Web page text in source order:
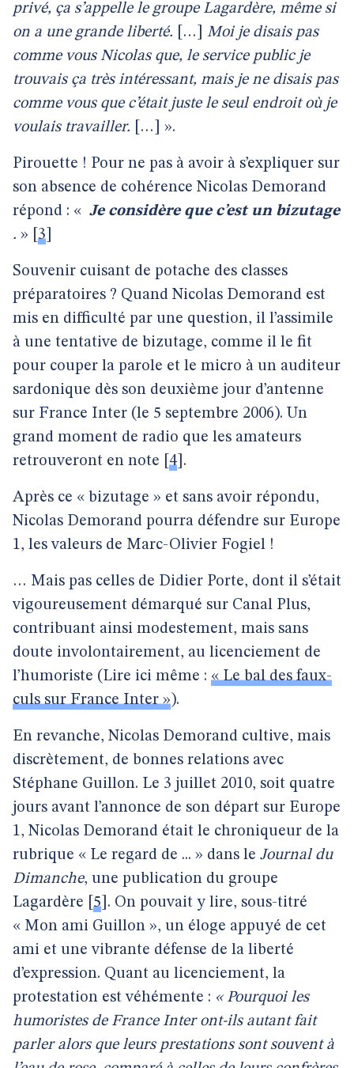
privé, ça s’appelle le groupe Lagardère, même si
on a une grande liberté. […] Moi je disais pas
comme vous Nicolas que, le service public je
trouvais ça très intéressant, mais je ne disais pas
comme vous que c’était juste le seul endroit où je
voulais travailler. […] ».
Pirouette ! Pour ne pas à avoir à s’expliquer sur
son absence de cohérence Nicolas Demorand
répond : « Je considère que c’est un bizutage
. » 3
Souvenir cuisant de potache des classes
préparatoires ? Quand Nicolas Demorand est
mis en difficulté par une question, il l’assimile
à une tentative de bizutage, comme il le fit
pour couper la parole et le micro à un auditeur
sardonique dès son deuxième jour d’antenne
sur France Inter (le 5 septembre 2006). Un
grand moment de radio que les amateurs
retrouveront en note
4 .
Après ce « bizutage » et sans avoir répondu,
Nicolas Demorand pourra défendre sur Europe
1, les valeurs de Marc-Olivier Fogiel !
… Mais pas celles de Didier Porte, dont il s’était
vigoureusement démarqué sur Canal Plus,
contribuant ainsi modestement, mais sans
doute involontairement, au licenciement de
l’humoriste (Lire ici même : « Le bal des faux-
culs sur France Inter »).
En revanche, Nicolas Demorand cultive, mais
discrètement, de bonnes relations avec
Stéphane Guillon. Le 3 juillet 2010, soit quatre
jours avant l’annonce de son départ sur Europe
1, Nicolas Demorand était le chroniqueur de la
rubrique « Le regard de ... » dans le Journal du
Dimanche, une publication du groupe
Lagardère
5 . On pouvait y lire, sous-titré
« Mon ami Guillon », un éloge appuyé de cet
ami et une vibrante défense de la liberté
d’expression. Quant au licenciement, la
protestation est véhémente : « Pourquoi les
humoristes de France Inter ont-ils autant fait
parler alors que leurs prestations sont souvent à